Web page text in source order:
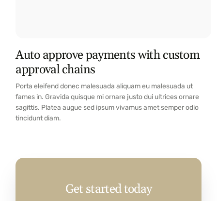
Auto approve payments with custom
approval chains
Porta eleifend donec malesuada aliquam eu malesuada ut
fames in. Gravida quisque mi ornare justo dui ultrices ornare
sagittis. Platea augue sed ipsum vivamus amet semper odio
tincidunt diam.
Get started today